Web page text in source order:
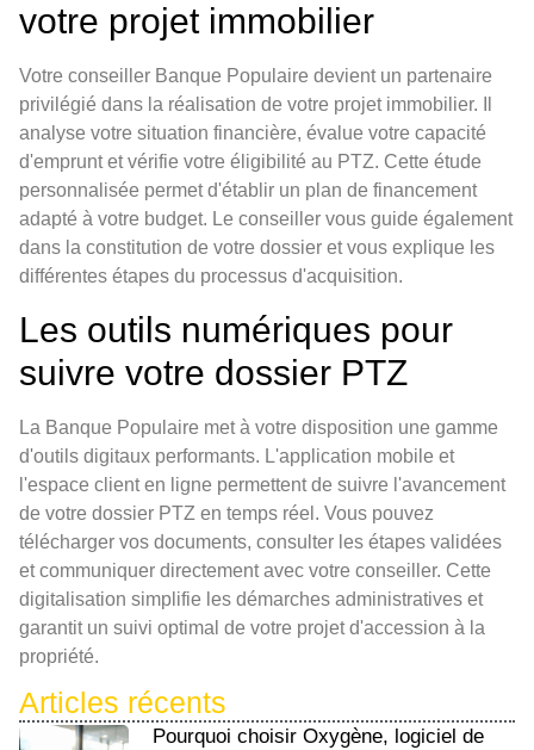
votre projet immobilier
Votre conseiller Banque Populaire devient un partenaire
privilégié dans la réalisation de votre projet immobilier. Il
analyse votre situation financière, évalue votre capacité
d'emprunt et vérifie votre éligibilité au PTZ. Cette étude
personnalisée permet d'établir un plan de financement
adapté à votre budget. Le conseiller vous guide également
dans la constitution de votre dossier et vous explique les
différentes étapes du processus d'acquisition.
Les outils numériques pour
suivre votre dossier PTZ
La Banque Populaire met à votre disposition une gamme
d'outils digitaux performants. L'application mobile et
l'espace client en ligne permettent de suivre l'avancement
de votre dossier PTZ en temps réel. Vous pouvez
télécharger vos documents, consulter les étapes validées
et communiquer directement avec votre conseiller. Cette
digitalisation simplifie les démarches administratives et
garantit un suivi optimal de votre projet d'accession à la
propriété.
Articles récents
Pourquoi choisir Oxygène, logiciel de